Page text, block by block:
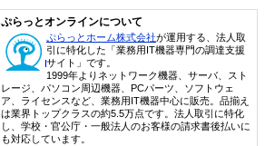
ぷらっとオンラインについて
ぷらっとホーム株式会社が運用する、法人取
引に特化した「業務用IT機器専門の調達支援
サイト」です。
1999年よりネットワーク機器、サーバ、スト
レージ、パソコン周辺機器、PCパーツ、ソフトウェ
ア、ライセンスなど、業務用IT機器中心に販売。品揃え
は業界トップクラスの約5.5万点です。法人取引に特化
し、学校・官公庁・一般法人のお客様の請求書後払いに
も対応しています。